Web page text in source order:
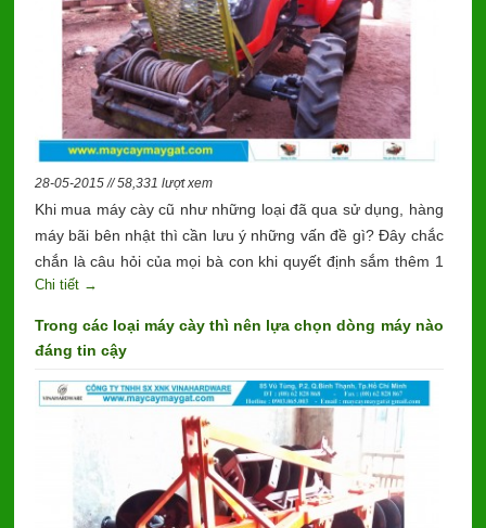
28-05-2015 // 58,331 lượt xem
Khi mua máy cày cũ như những loại đã qua sử dụng, hàng
máy bãi bên nhật thì cần lưu ý những vấn đề gì? Đây chắc
chắn là câu hỏi của mọi bà con khi quyết định sắm thêm 1
gia tài lớn để giảm sức lao động, tăng năng suất.
Chi tiết →
Trong các loại máy cày thì nên lựa chọn dòng máy nào
đáng tin cậy